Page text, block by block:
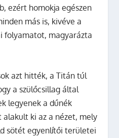
ezért homokja egészen
más is, kivéve a
folyamatot, magyarázta
azt hitték, a Titán túl
a szülőcsillag által
legyenek a dűnék
alakult ki az a nézet, mely
sötét egyenlítői területei